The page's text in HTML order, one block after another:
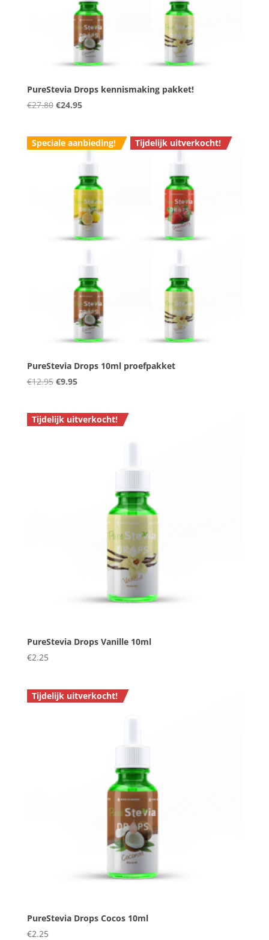
PureStevia Drops kennismaking pakket!
€27.80 Oorspronkelijke
€27.80.
€24.95Huidige
€24.95.
Speciale aanbieding! Tijdelijk uitverkocht!
PureStevia Drops 10ml proefpakket
€12.95 Oorspronkelijke
€12.95.
€9.95Huidige
€9.95.
Tijdelijk uitverkocht!
PureStevia Drops Vanille 10ml
€2.25
Tijdelijk uitverkocht!
PureStevia Drops Cocos 10ml
€2.25